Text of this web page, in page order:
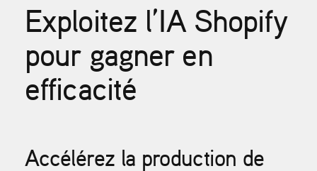
Exploitez l’IA Shopify
pour gagner en
efficacité
Accélérez la production de